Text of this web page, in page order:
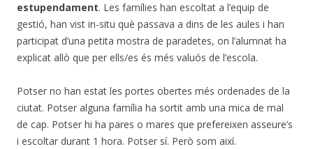
estupendament. Les famílies han escoltat a l’equip de
gestió, han vist in-situ què passava a dins de les aules i han
participat d’una petita mostra de paradetes, on l’alumnat ha
explicat allò que per ells/es és més valuós de l’escola.
Potser no han estat les portes obertes més ordenades de la
ciutat. Potser alguna família ha sortit amb una mica de mal
de cap. Potser hi ha pares o mares que prefereixen asseure’s
i escoltar durant 1 hora. Potser sí. Però som així.